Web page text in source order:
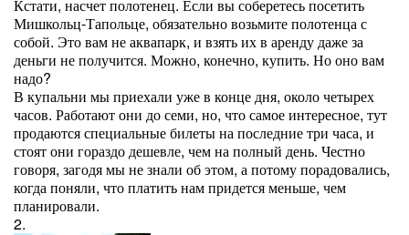
Кстати, насчет полотенец. Если вы соберетесь посетить
Мишкольц-Тапольце, обязательно возьмите полотенца с
собой. Это вам не аквапарк, и взять их в аренду даже за
деньги не получится. Можно, конечно, купить. Но оно вам
надо?
В купальни мы приехали уже в конце дня, около четырех
часов. Работают они до семи, но, что самое интересное, тут
продаются специальные билеты на последние три часа, и
стоят они гораздо дешевле, чем на полный день. Честно
говоря, загодя мы не знали об этом, а потому порадовались,
когда поняли, что платить нам придется меньше, чем
планировали.
2.